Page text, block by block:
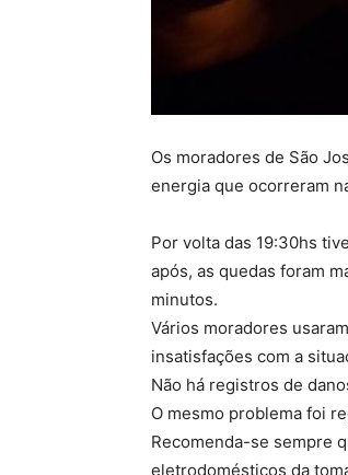
Os moradores de São
energia que ocorreram
Por volta das 19:30hs
após, as quedas foram
minutos.
Vários moradores
insatisfações com a
Não há registros de
O mesmo problema foi
Recomenda-se sempre
eletrodomésticos da